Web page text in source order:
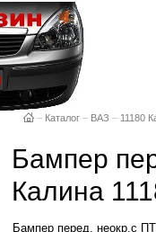
– Каталог – ВАЗ – 11180
Бампер
Калина
Бампер перед.